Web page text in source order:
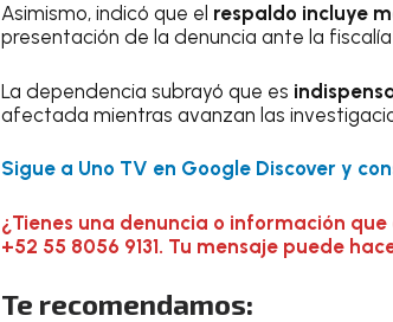
Asimismo, indicó que el respaldo incluye
presentación de la denuncia ante la
La dependencia subrayó que es
afectada mientras avanzan las
Sigue a Uno TV en Google Discover y
¿Tienes una denuncia o información
+52 55 8056 9131. Tu mensaje puede
Te recomendamos: